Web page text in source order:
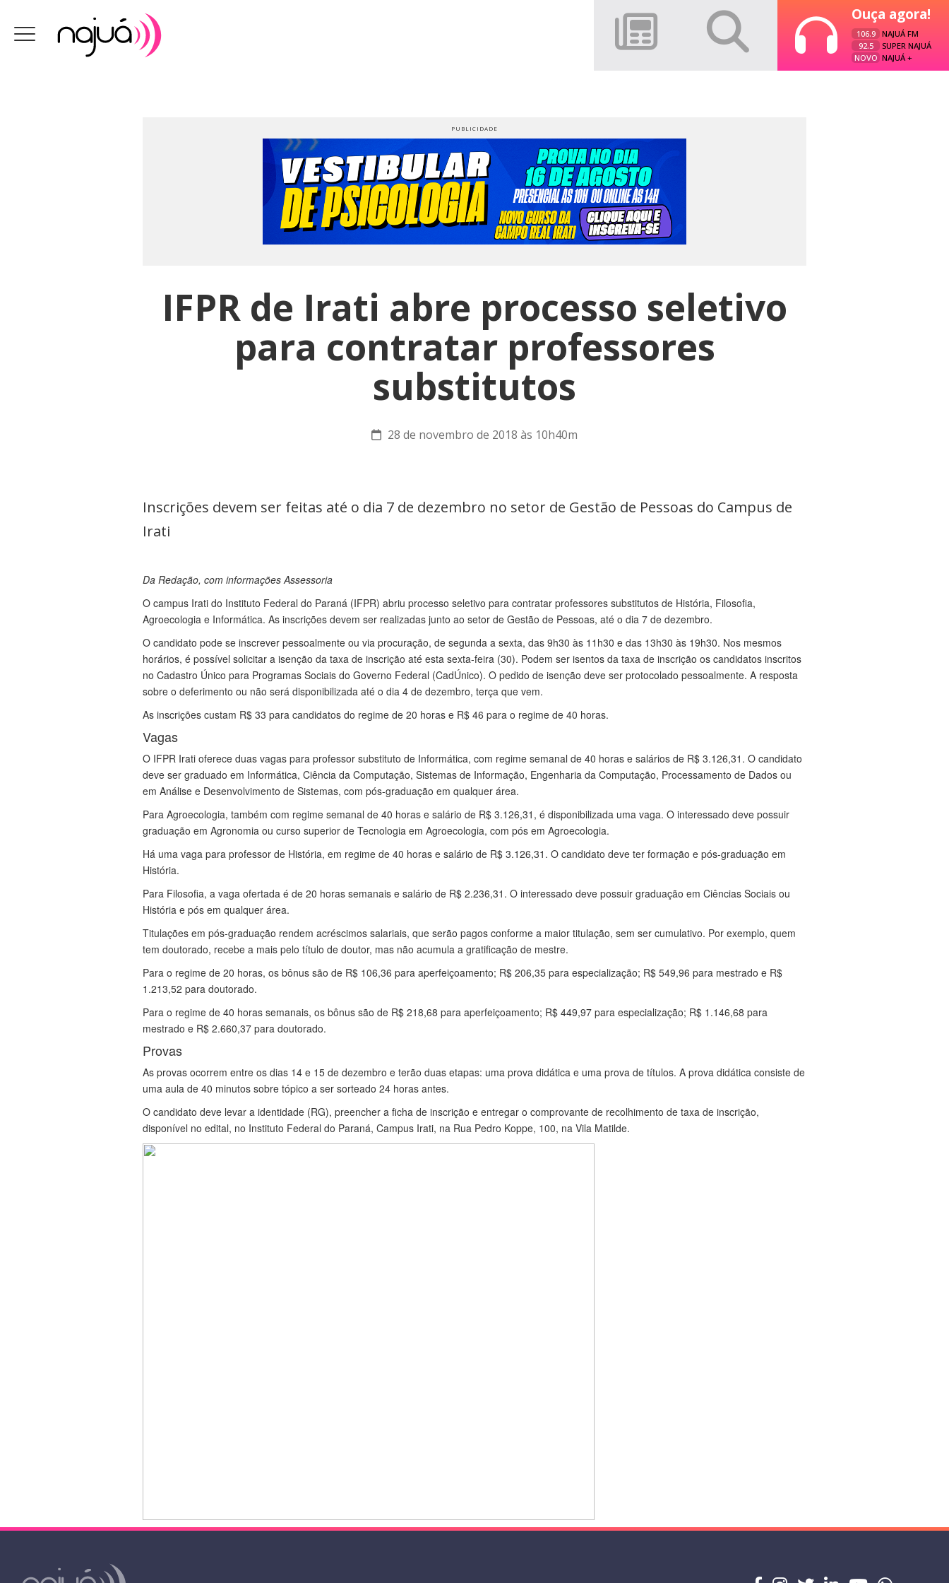
Ouça agora!
106.9
NAJUÁ FM
92.5
SUPER NAJUÁ
NOVO NAJUÁ +
IFPR de Irati abre processo seletivo
para contratar professores
substitutos
28 de novembro de 2018 às 10h40m
Inscrições devem ser feitas até o dia 7 de dezembro no setor de Gestão de Pessoas do Campus de
Irati
Da Redação, com informações Assessoria
O campus Irati do Instituto Federal do Paraná (IFPR) abriu processo seletivo para contratar professores substitutos de História, Filosofia,
Agroecologia e Informática. As inscrições devem ser realizadas junto ao setor de Gestão de Pessoas, até o dia 7 de dezembro.
O candidato pode se inscrever pessoalmente ou via procuração, de segunda a sexta, das 9h30 às 11h30 e das 13h30 às 19h30. Nos mesmos
horários, é possível solicitar a isenção da taxa de inscrição até esta sexta-feira (30). Podem ser isentos da taxa de inscrição os candidatos inscritos
no Cadastro Único para Programas Sociais do Governo Federal (CadÚnico). O pedido de isenção deve ser protocolado pessoalmente. A resposta
sobre o deferimento ou não será disponibilizada até o dia 4 de dezembro, terça que vem.
As inscrições custam R$ 33 para candidatos do regime de 20 horas e R$ 46 para o regime de 40 horas.
Vagas
O IFPR Irati oferece duas vagas para professor substituto de Informática, com regime semanal de 40 horas e salários de R$ 3.126,31. O candidato
deve ser graduado em Informática, Ciência da Computação, Sistemas de Informação, Engenharia da Computação, Processamento de Dados ou
em Análise e Desenvolvimento de Sistemas, com pós-graduação em qualquer área.
Para Agroecologia, também com regime semanal de 40 horas e salário de R$ 3.126,31, é disponibilizada uma vaga. O interessado deve possuir
graduação em Agronomia ou curso superior de Tecnologia em Agroecologia, com pós em Agroecologia.
Há uma vaga para professor de História, em regime de 40 horas e salário de R$ 3.126,31. O candidato deve ter formação e pós-graduação em
História.
Para Filosofia, a vaga ofertada é de 20 horas semanais e salário de R$ 2.236,31. O interessado deve possuir graduação em Ciências Sociais ou
História e pós em qualquer área.
Titulações em pós-graduação rendem acréscimos salariais, que serão pagos conforme a maior titulação, sem ser cumulativo. Por exemplo, quem
tem doutorado, recebe a mais pelo título de doutor, mas não acumula a gratificação de mestre.
Para o regime de 20 horas, os bônus são de R$ 106,36 para aperfeiçoamento; R$ 206,35 para especialização; R$ 549,96 para mestrado e R$
1.213,52 para doutorado.
Para o regime de 40 horas semanais, os bônus são de R$ 218,68 para aperfeiçoamento; R$ 449,97 para especialização; R$ 1.146,68 para
mestrado e R$ 2.660,37 para doutorado.
Provas
As provas ocorrem entre os dias 14 e 15 de dezembro e terão duas etapas: uma prova didática e uma prova de títulos. A prova didática consiste de
uma aula de 40 minutos sobre tópico a ser sorteado 24 horas antes.
O candidato deve levar a identidade (RG), preencher a ficha de inscrição e entregar o comprovante de recolhimento de taxa de inscrição,
disponível no edital, no Instituto Federal do Paraná, Campus Irati, na Rua Pedro Koppe, 100, na Vila Matilde.